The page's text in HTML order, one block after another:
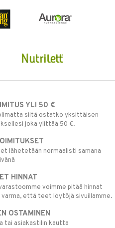
YLI 50 €
siitä ostatko yksittäisen
joka ylittää 50 €.
lähetetään normaalisti samana
HINNAT
voimme pitää hinnat
varma, että teet löytöjä sivuillamme.
OSTAMINEN
tai asiakastilin kautta